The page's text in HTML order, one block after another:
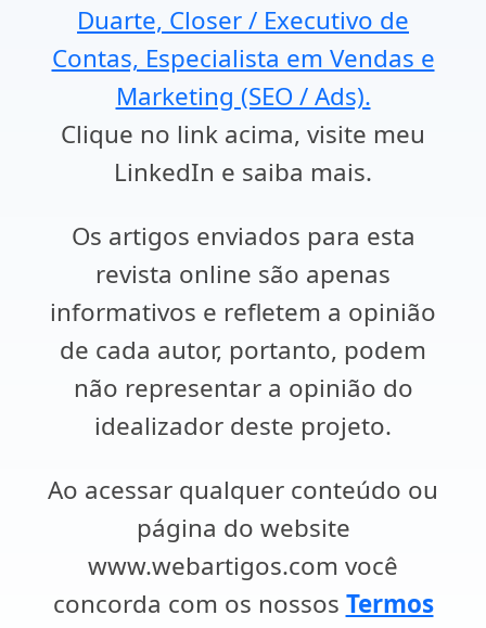
Duarte, Closer / Executivo de
Contas, Especialista em Vendas e
Marketing (SEO / Ads).
Clique no link acima, visite meu
LinkedIn e saiba mais.
Os artigos enviados para esta
revista online são apenas
informativos e refletem a opinião
de cada autor, portanto, podem
não representar a opinião do
idealizador deste projeto.
Ao acessar qualquer conteúdo ou
página do website
www.webartigos.com você
concorda com os nossos Termos